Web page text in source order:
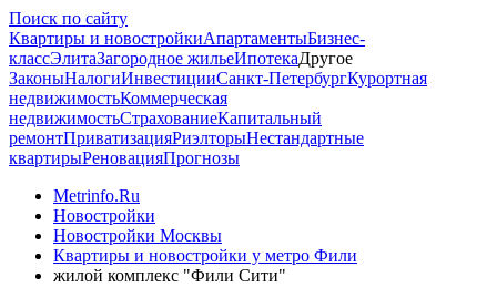
Поиск по сайту
Квартиры и новостройкиАпартаментыБизнес-
классЭлитаЗагородное жильеИпотекаДругое
ЗаконыНалогиИнвестицииСанкт-ПетербургКурортная
недвижимостьКоммерческая
недвижимостьСтрахованиеКапитальный
ремонтПриватизацияРиэлторыНестандартные
квартирыРеновацияПрогнозы
Metrinfo.Ru
Новостройки
Новостройки Москвы
Квартиры и новостройки у метро Фили
жилой комплекс "Фили Сити"